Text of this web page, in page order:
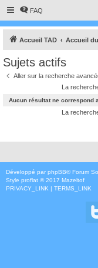
FAQ
Accueil TAD Accueil
Sujets actifs
Aller sur la recherche
La
Aucun résultat ne correspond
La
Développé par phpBB® Forum
Style proflat © 2017 Mazeltof
PRIVACY_LINK | TERMS_LINK